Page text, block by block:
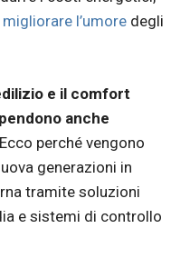
migliorare l’umore degli
e il comfort
anche
perché vengono
generazioni in
tramite soluzioni
e sistemi di controllo